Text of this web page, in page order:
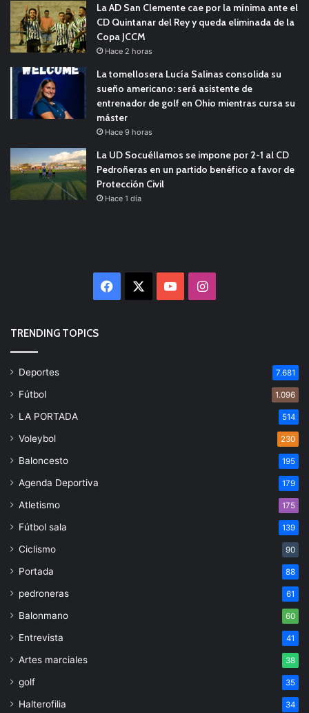
La AD San Clemente cae por la mínima ante el
CD Quintanar del Rey y queda eliminada de la
Copa JCCM
Hace 2 horas
La tomellosera Lucía Salinas consolida su
sueño americano: será asistente de
entrenador de golf en Ohio mientras cursa su
máster
Hace 9 horas
La UD Socuéllamos se impone por 2-1 al CD
Pedroñeras en un partido benéfico a favor de
Protección Civil
Hace 1 día
Facebook YouTubeInstagram
TRENDING TOPICS
Deportes 7.681
Fútbol 1.096
LA PORTADA 514
Voleybol 230
Baloncesto 195
Agenda Deportiva 179
Atletismo 175
Fútbol sala 139
Ciclismo 90
Portada 88
pedroneras 61
Balonmano 60
Entrevista 41
Artes marciales 38
golf 35
Halterofilia 34